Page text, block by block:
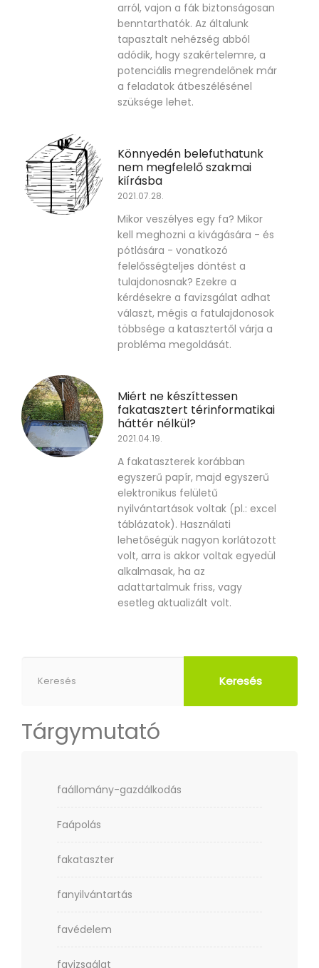
arról, vajon a fák biztonságosan
benntarthatók. Az általunk
tapasztalt nehézség abból
adódik, hogy szakértelemre, a
potenciális megrendelőnek már
a feladatok átbeszélésénel
szüksége lehet.
Könnyedén belefuthatunk
nem megfelelő szakmai
kiírásba
2021.07.28.
Mikor veszélyes egy fa? Mikor
kell meghozni a kivágására - és
pótlására - vonatkozó
felelősségteljes döntést a
tulajdonosnak? Ezekre a
kérdésekre a favizsgálat adhat
választ, mégis a fatulajdonosok
többsége a katasztertől várja a
probléma megoldását.
Miért ne készíttessen
fakatasztert térinformatikai
háttér nélkül?
2021.04.19.
A fakataszterek korábban
egyszerű papír, majd egyszerű
elektronikus felületű
nyilvántartások voltak (pl.: excel
táblázatok). Használati
lehetőségük nagyon korlátozott
volt, arra is akkor voltak egyedül
alkalmasak, ha az
adattartalmuk friss, vagy
esetleg aktualizált volt.
Keresés
Tárgymutató
faállomány-gazdálkodás
Faápolás
fakataszter
fanyilvántartás
favédelem
favizsgálat